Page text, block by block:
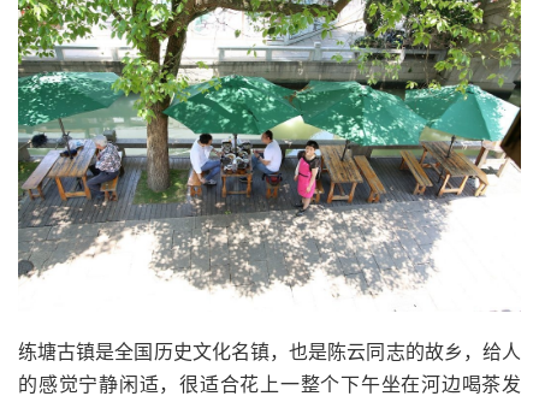
练塘古镇是全国历史文化名镇，也是陈云同志的故乡，给人
的感觉宁静闲适，很适合花上一整个下午坐在河边喝茶发